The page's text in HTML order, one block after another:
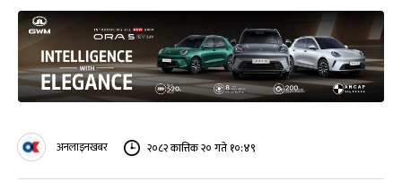
अनलाइनखबर २०८२ कात्तिक २० गते १०:४९